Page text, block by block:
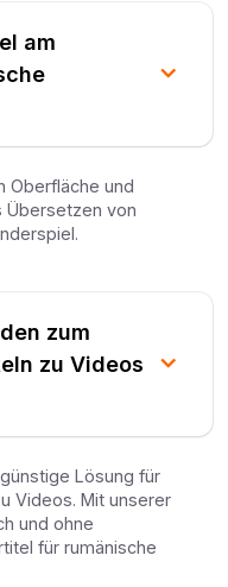
am
Oberfläche und
Übersetzen von
zum
zu Videos
Lösung für
Videos. Mit unserer
und ohne
für rumänische